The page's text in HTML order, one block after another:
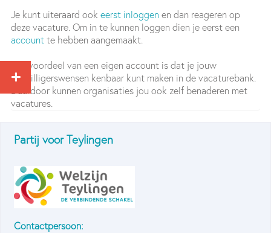
Je kunt uiteraard ook eerst inloggenen dan reageren op
deze vacature. Om in te kunnen loggen dien je eerst een
accountte hebben aangemaakt.
Het voordeel van een eigen account is dat je jouw
vrijwilligerswensen kenbaar kunt maken in de vacaturebank.
Daardoor kunnen organisaties jou ook zelf benaderen met
vacatures.
Partij voor Teylingen
Contactpersoon: